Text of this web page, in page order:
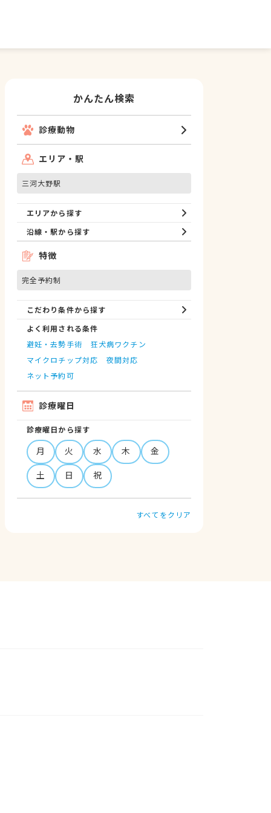
かんたん検索
診療動物
エリア・駅
三河大野駅
エリアから探す
沿線・駅から探す
特徴
完全予約制
こだわり条件から探す
よく利用される条件
避妊・去勢手術
狂犬病ワクチン
マイクロチップ対応
夜間対応
ネット予約可
診療曜日
診療曜日から探す
月 火 水 木
金
土
日 祝
すべてをクリア